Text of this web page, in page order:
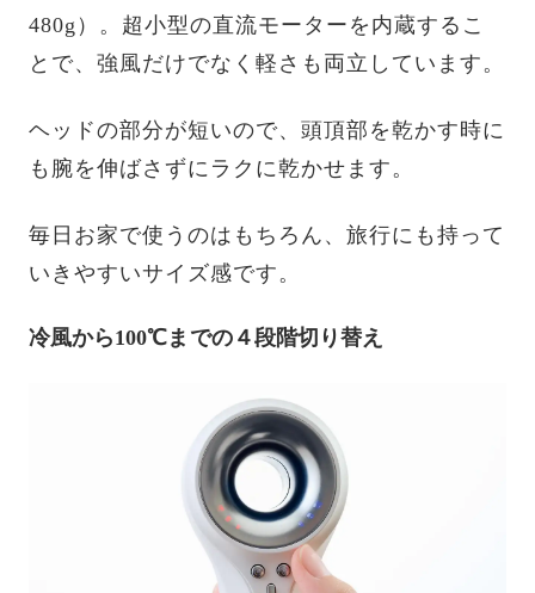
480g）。超小型の直流モーターを内蔵するこ
とで、強風だけでなく軽さも両立しています。
ヘッドの部分が短いので、頭頂部を乾かす時に
も腕を伸ばさずにラクに乾かせます。
毎日お家で使うのはもちろん、旅行にも持って
いきやすいサイズ感です。
冷風から100℃までの４段階切り替え